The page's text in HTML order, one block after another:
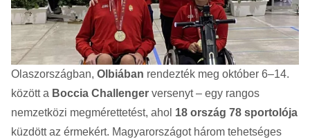
Olaszországban, Olbiában rendezték meg október 6–14.
között a Boccia Challenger versenyt – egy rangos
nemzetközi megmérettetést, ahol 18 ország 78 sportolója
küzdött az érmekért. Magyarországot három tehetséges